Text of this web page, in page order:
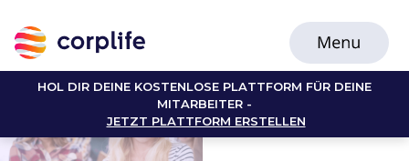
HOL DIR DEINE KOSTENLOSE PLATTFORM FÜR DEINE
MITARBEITER -
JETZT PLATTFORM ERSTELLEN